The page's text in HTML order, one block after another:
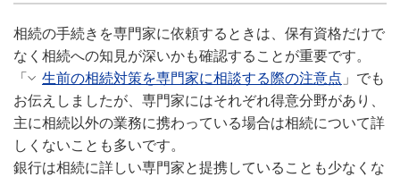
相続の手続きを専門家に依頼するときは、保有資格だけで
なく相続への知見が深いかも確認することが重要です。
「
生前の相続対策を専門家に相談する際の注意点 」でも
お伝えしましたが、専門家にはそれぞれ得意分野があり、
主に相続以外の業務に携わっている場合は相続について詳
しくないことも多いです。
銀行は相続に詳しい専門家と提携していることも少なくな